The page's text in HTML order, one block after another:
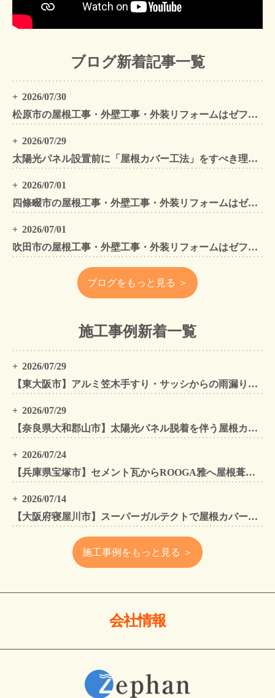
ブログ新着記事一覧
2026/07/30
松原市の屋根工事・外壁工事・外装リフォームはゼファン！松原市内の工事事例もご紹介
2026/07/29
太陽光パネル設置前に「屋根カバー工法」をすべき理由！葺き替えとの違いや費用・雨漏り対策をプロが解説
2026/07/01
四條畷市の屋根工事・外壁工事・外装リフォームはゼファン！四條畷内の工事事例もご紹介
2026/07/01
吹田市の屋根工事・外壁工事・外装リフォームはゼファン！吹田市内の工事事例もご紹介
ブログをもっと見る ＞
施工事例新着一覧
2026/07/29
【東大阪市】アルミ笠木手すり・サッシからの雨漏りを解消｜外壁金属サイディングカバー工法
2026/07/29
【奈良県大和郡山市】太陽光パネル脱着を伴う屋根カバー工法・外壁カバー工法・外壁塗装工事｜スーパーガルテクト施工事例
2026/07/24
【兵庫県宝塚市】セメント瓦からROOGA雅へ屋根葺き替え モダングレーで軽量化・外壁塗装も同時施工
2026/07/14
【大阪府寝屋川市】スーパーガルテクトで屋根カバー工法・外壁塗装・雨樋工事｜住まいをトータルリフォームした施工事例
施工事例をもっと見る ＞
会社情報